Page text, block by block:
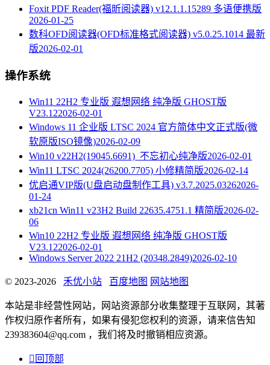
Foxit PDF Reader(福昕阅读器) v12.1.1.15289 多语便携版
2026-01-25
数科OFD阅读器(OFD标准格式阅读器) v5.0.25.1014 最新
版2026-02-01
操作系统
Win11 22H2 专业版 遐想网络 纯净版 GHOST版
V23.122026-02-01
Windows 11 企业版 LTSC 2024 官方简体中文正式版(微
软原版ISO镜像)2026-02-09
Win10 v22H2(19045.6691)_不忘初心纯净版2026-02-01
Win11 LTSC 2024(26200.7705) 小修精简版2026-02-14
优启通VIP版(U盘启动盘制作工具) v3.7.2025.03262026-
01-24
xb21cn Win11 v23H2 Build 22635.4751.1 精简版2026-02-
06
Win10 22H2 专业版 遐想网络 纯净版 GHOST版
V23.122026-02-01
Windows Server 2022 21H2 (20348.2849)2026-02-10
© 2023-2026 禾优小站 百度地图 网站地图
本站是非经营性网站，网站资源部分收集整理于互联网，其著
作权归原作者所有，如果有侵犯您权利的资源，请来信告知
239383604@qq.com ，我们将及时撤销相应资源。
 回顶部